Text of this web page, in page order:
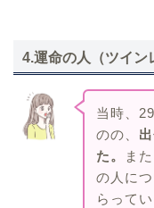
4.運命の人（ツイン
当時、
のの、
た。
ま
の人に
らって